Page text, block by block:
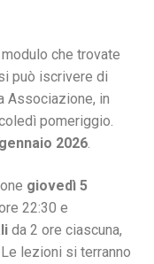
che trovate
può iscrivere di
Associazione, in
pomeriggio.
2026.
giovedì 5
22:30 e
da 2 ore ciascuna,
lezioni si terranno